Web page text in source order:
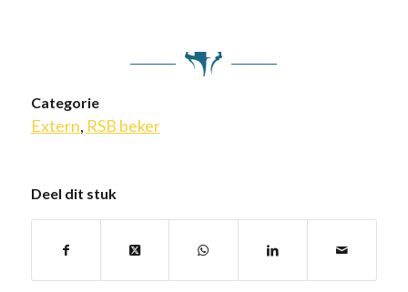
Categorie
Extern, RSB beker
Deel dit stuk